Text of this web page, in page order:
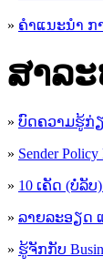
» ຄຳແນະນຳ ກ
ສາລ
» ບົດຄວາມຮູ້ກ່ຽ
» Sender
» 10 ເຄັດ (ບໍ່ລັ
» ລາຍລະອຽດ
» ຮູ້​ຈັກກັບ​